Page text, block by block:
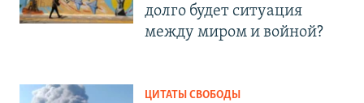
долго будет ситуация
между миром и войной?
ЦИТАТЫ СВОБОДЫ